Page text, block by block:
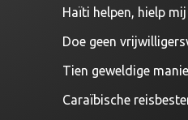
Haïti helpen, hielp mij
Doe geen
Tien geweldige
Caraïbische